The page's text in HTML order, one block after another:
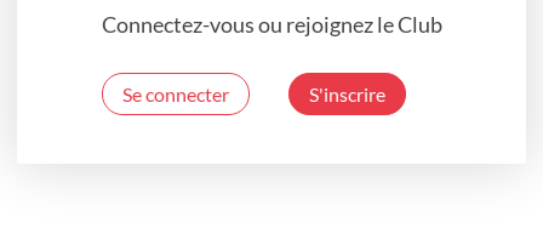
Connectez-vous ou rejoignez le Club
Se connecter S'inscrire